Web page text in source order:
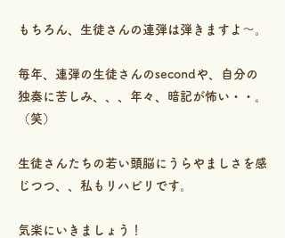
もちろん、生徒さんの連弾は弾きますよ～。
毎年、連弾の生徒さんのsecondや、自分の
独奏に苦しみ、、、年々、暗記が怖い・・。
（笑）
生徒さんたちの若い頭脳にうらやましさを感
じつつ、、私もリハビリです。
気楽にいきましょう！